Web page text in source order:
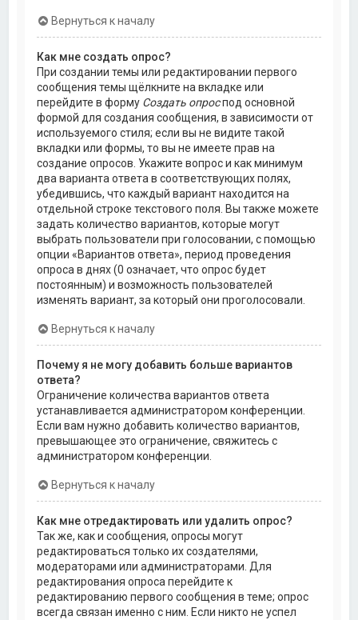
Вернуться к началу
Как мне создать опрос?
При создании темы или редактировании первого
сообщения темы щёлкните на вкладке или
перейдите в форму Создать опроспод основной
формой для создания сообщения, в зависимости от
используемого стиля; если вы не видите такой
вкладки или формы, то вы не имеете прав на
создание опросов. Укажите вопрос и как минимум
два варианта ответа в соответствующих полях,
убедившись, что каждый вариант находится на
отдельной строке текстового поля. Вы также можете
задать количество вариантов, которые могут
выбрать пользователи при голосовании, с помощью
опции «Вариантов ответа», период проведения
опроса в днях (0 означает, что опрос будет
постоянным) и возможность пользователей
изменять вариант, за который они проголосовали.
Вернуться к началу
Почему я не могу добавить больше вариантов
ответа?
Ограничение количества вариантов ответа
устанавливается администратором конференции.
Если вам нужно добавить количество вариантов,
превышающее это ограничение, свяжитесь с
администратором конференции.
Вернуться к началу
Как мне отредактировать или удалить опрос?
Так же, как и сообщения, опросы могут
редактироваться только их создателями,
модераторами или администраторами. Для
редактирования опроса перейдите к
редактированию первого сообщения в теме; опрос
всегда связан именно с ним. Если никто не успел